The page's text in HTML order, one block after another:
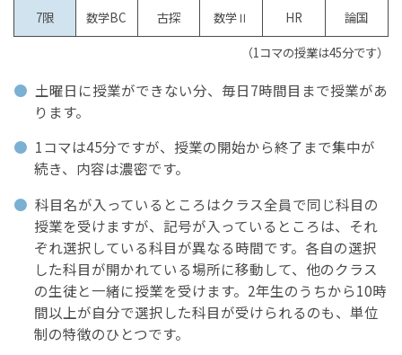
7限 数学BC 古探 数学Ⅱ HR
論国
（1コマの授業は45分です）
土曜日に授業ができない分、毎日7時間目まで授業があ
ります。
1コマは45分ですが、授業の開始から終了まで集中が
続き、内容は濃密です。
科目名が入っているところはクラス全員で同じ科目の
授業を受けますが、記号が入っているところは、それ
ぞれ選択している科目が異なる時間です。各自の選択
した科目が開かれている場所に移動して、他のクラス
の生徒と一緒に授業を受けます。2年生のうちから10時
間以上が自分で選択した科目が受けられるのも、単位
制の特徴のひとつです。